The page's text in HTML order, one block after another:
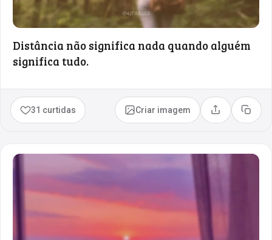
Distância não significa nada quando alguém
significa tudo.
31 curtidas Criar imagem Compartilhar
Copiar